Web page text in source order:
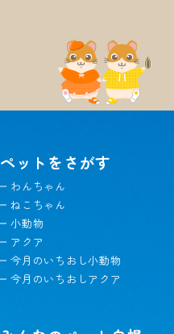
ペットをさがす
わんちゃん
ねこちゃん
小動物
アクア
今月のいちおし小動物
今月のいちおしアクア